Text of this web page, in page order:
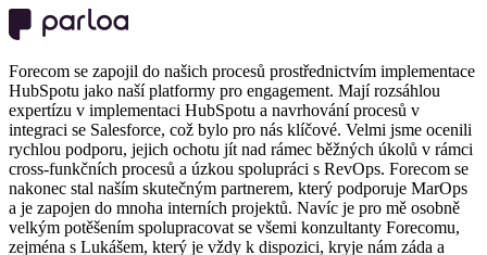
Forecom se zapojil do našich procesů prostřednictvím implementace
HubSpotu jako naší platformy pro engagement. Mají rozsáhlou
expertízu v implementaci HubSpotu a navrhování procesů v
integraci se Salesforce, což bylo pro nás klíčové. Velmi jsme ocenili
rychlou podporu, jejich ochotu jít nad rámec běžných úkolů v rámci
cross-funkčních procesů a úzkou spolupráci s RevOps. Forecom se
nakonec stal naším skutečným partnerem, který podporuje MarOps
a je zapojen do mnoha interních projektů. Navíc je pro mě osobně
velkým potěšením spolupracovat se všemi konzultanty Forecomu,
zejména s Lukášem, který je vždy k dispozici, kryje nám záda a